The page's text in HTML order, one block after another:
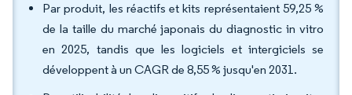
Par produit, les réactifs et kits représentaient 59,25 %
de la taille du marché japonais du diagnostic in vitro
en 2025, tandis que les logiciels et intergiciels se
développent à un CAGR de 8,55 % jusqu'en 2031.